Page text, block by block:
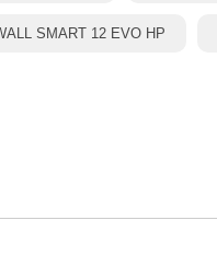
SMART 12 EVO HP